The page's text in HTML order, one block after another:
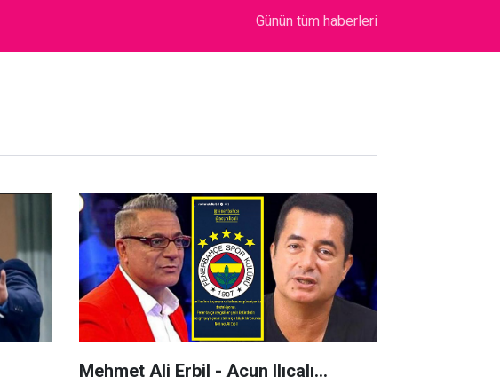
Bilgesu Erenus... SON YOLCULUĞUNA
Günün tüm haberleri
Mehmet Ali Erbil - Acun Ilıcalı…